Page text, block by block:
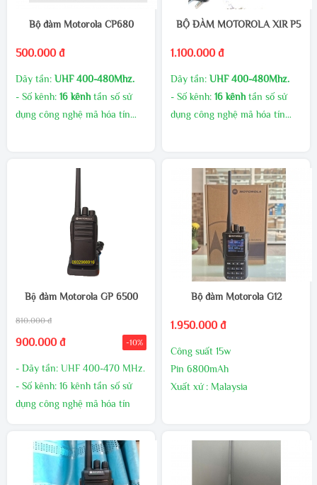
Bộ đàm Motorola CP680
500.000 đ
Dãy tần: UHF 400-480Mhz.
- Số kênh: 16 kênh tần số sử
dụng công nghệ mã hóa tín
- Công suất phát cao, âm
MUA SỐ LƯỢNG CHIẾT
GIAO HÀNG MIỄN PHÍ
KHUYẾN MÃI THƯỜNG
LIÊN HÊ TRỰC TIẾP ĐỂ CÓ
BỘ ĐÀM MOTOROLA XIR P550
1.100.000 đ
Dãy tần: UHF 400-480Mhz.
- Số kênh: 16 kênh tần số sử
dụng công nghệ mã hóa tín
- Công suất phát cao, âm
thanh to rõ
MUA SỐ LƯỢNG CHIẾT
KHẤU CAO
GIAO HÀNG MIỄN PHÍ
KHUYẾN MÃI THƯỜNG
XUYÊN
LIÊN HÊ TRỰC TIẾP ĐỂ CÓ
Bộ đàm Motorola GP 6500
810.000 đ
900.000 đ -10%
- Dãy tần: UHF 400-470 MHz.
- Số kênh: 16 kênh tần số sử
dụng công nghệ mã hóa tín
- Công suất phát: 10W (UHF).
- Pin: 5800mAh - 7.4V mang
Bộ đàm Motorola G12
1.950.000 đ
Công suất 15w
Pin 6800mAh
Xuất xứ : Malaysia
nhà sản xuất